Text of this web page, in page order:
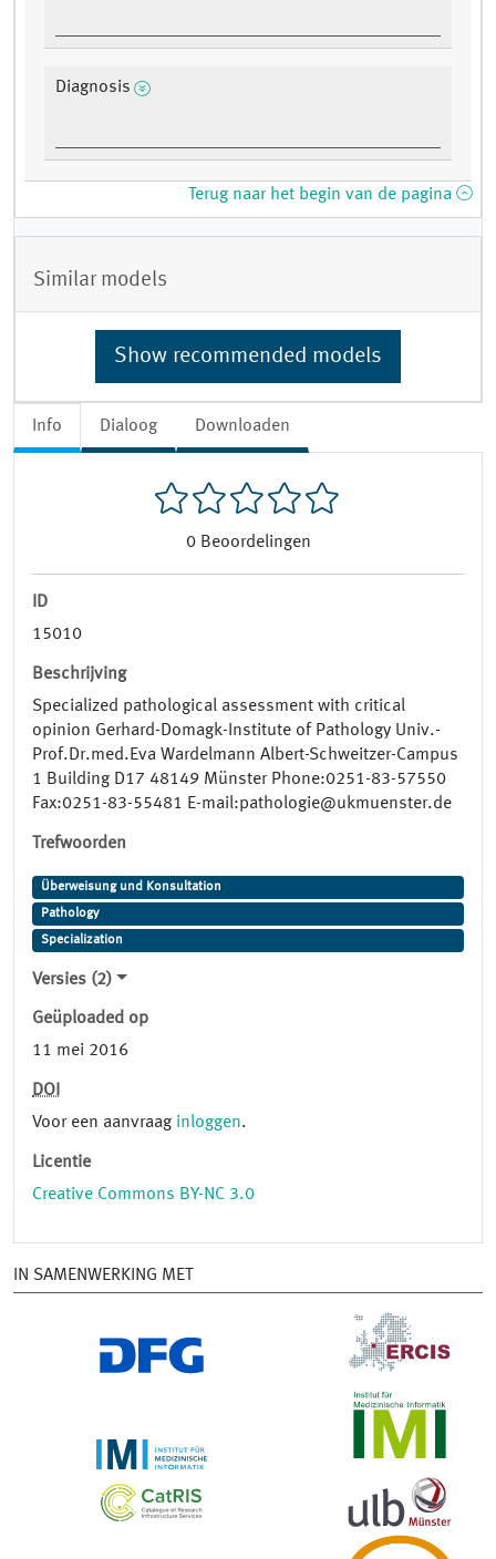
Info Dialoog Downloaden
0 Beoordelingen
ID
15010
Beschrijving
Specialized pathological assessment with critical
opinion Gerhard-Domagk-Institute of Pathology Univ.-
Prof.Dr.med.Eva Wardelmann Albert-Schweitzer-Campus
1 Building D17 48149 Münster Phone:0251-83-57550
Fax:0251-83-55481 E-mail:pathologie@ukmuenster.de
Trefwoorden
Überweisung und Konsultation
Pathology
Specialization
Versies (2)
Geüploaded op
11 mei 2016
DOI
Voor een aanvraag inloggen.
Licentie
Creative Commons BY-NC 3.0
Diagnosis
Terug naar het begin van de pagina
Similar models
Show recommended models
IN SAMENWERKING MET